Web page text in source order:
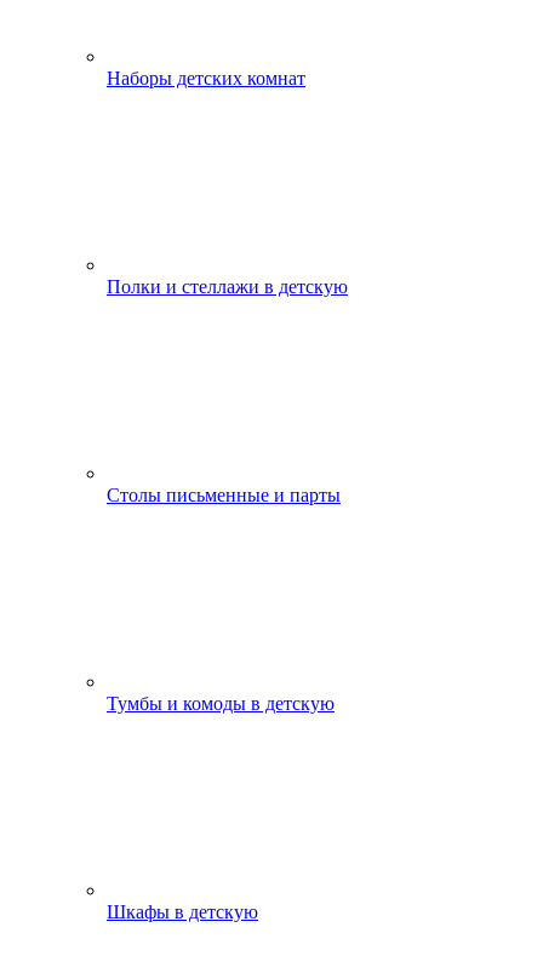
Наборы детских комнат
Полки и стеллажи в детскую
Столы письменные и парты
Тумбы и комоды в детскую
Шкафы в детскую